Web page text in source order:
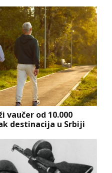
vaučer od 10.000
destinacija u Srbiji